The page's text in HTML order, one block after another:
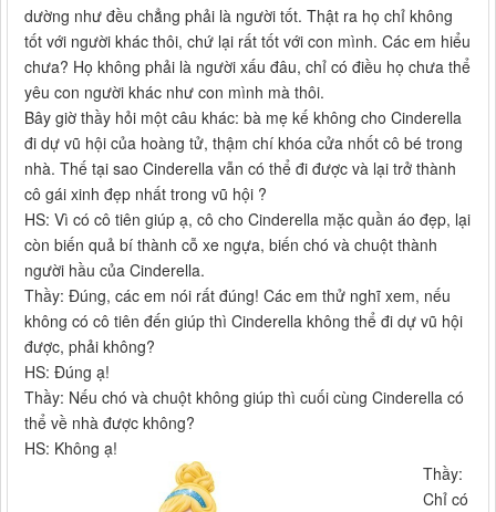
dường như đều chẳng phải là người tốt. Thật ra họ chỉ không
tốt với người khác thôi, chứ lại rất tốt với con mình. Các em hiểu
chưa? Họ không phải là người xấu đâu, chỉ có điều họ chưa thể
yêu con người khác như con mình mà thôi.
Bây giờ thầy hỏi một câu khác: bà mẹ kế không cho Cinderella
đi dự vũ hội của hoàng tử, thậm chí khóa cửa nhốt cô bé trong
nhà. Thế tại sao Cinderella vẫn có thể đi được và lại trở thành
cô gái xinh đẹp nhất trong vũ hội ?
HS: Vì có cô tiên giúp ạ, cô cho Cinderella mặc quần áo đẹp, lại
còn biến quả bí thành cỗ xe ngựa, biến chó và chuột thành
người hầu của Cinderella.
Thầy: Đúng, các em nói rất đúng! Các em thử nghĩ xem, nếu
không có cô tiên đến giúp thì Cinderella không thể đi dự vũ hội
được, phải không?
HS: Đúng ạ!
Thầy: Nếu chó và chuột không giúp thì cuối cùng Cinderella có
thể về nhà được không?
HS: Không ạ!
Thầy:
Chỉ có